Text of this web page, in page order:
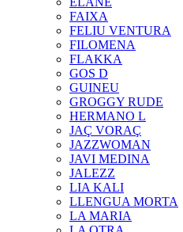
FAIXA
FELIU VENTURA
FILOMENA
FLAKKA
GOS D
GUINEU
GROGGY RUDE
HERMANO L
JAÇ VORAÇ
JAZZWOMAN
JAVI MEDINA
JALEZZ
LIA KALI
LLENGUA MORTA
LA MARIA